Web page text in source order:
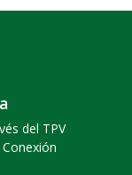
del TPV